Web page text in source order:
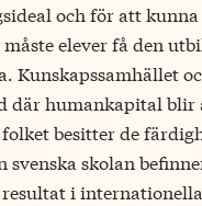
och för att
elever få den
Kunskapssamhället
där humankapital
besitter de
svenska skolan
i